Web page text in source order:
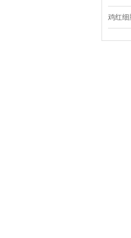
鸡红细